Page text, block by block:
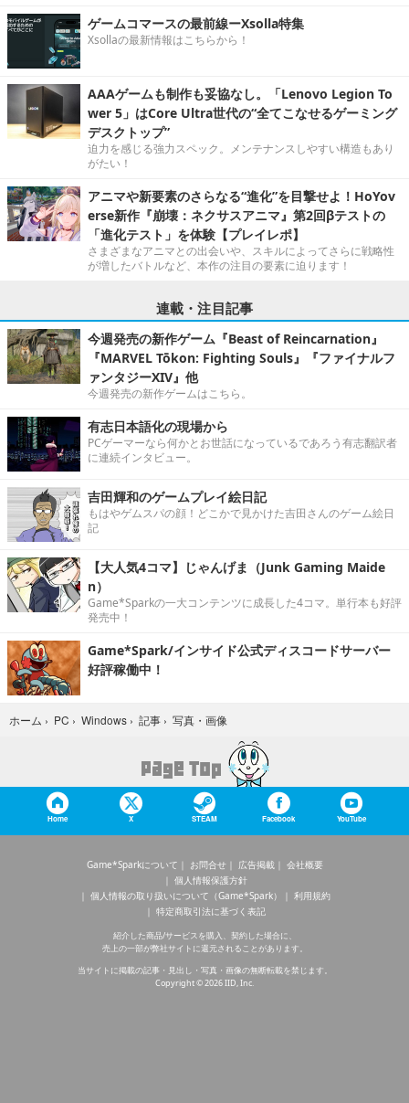
ゲームコマースの最前線ーXsolla特集
Xsollaの最新情報はこちらから！
AAAゲームも制作も妥協なし。「Lenovo Legion To
wer 5」はCore Ultra世代の“全てこなせるゲーミング
デスクトップ”
迫力を感じる強力スペック。メンテナンスしやすい構造もあり
がたい！
アニマや新要素のさらなる“進化”を目撃せよ！HoYov
erse新作『崩壊：ネクサスアニマ』第2回βテストの
「進化テスト」を体験【プレイレポ】
さまざまなアニマとの出会いや、スキルによってさらに戦略性
が増したバトルなど、本作の注目の要素に迫ります！
連載・注目記事
今週発売の新作ゲーム『Beast of Reincarnation』
『MARVEL Tōkon: Fighting Souls』『ファイナルフ
ァンタジーXIV』他
今週発売の新作ゲームはこちら。
有志日本語化の現場から
PCゲーマーなら何かとお世話になっているであろう有志翻訳者
に連続インタビュー。
吉田輝和のゲームプレイ絵日記
もはやゲムスパの顔！どこかで見かけた吉田さんのゲーム絵日
記
【大人気4コマ】じゃんげま（Junk Gaming Maide
n）
Game*Sparkの一大コンテンツに成長した4コマ。単行本も好評
発売中！
Game*Spark/インサイド公式ディスコードサーバー
好評稼働中！
ホーム › PC › Windows › 記事 › 写真・画像
Home X STEAM Facebook YouTube
Game*Sparkについて お問合せ 広告掲載
会社概要
個人情報保護方針
個人情報の取り扱いについて（Game*Spark）
利用規約
特定商取引法に基づく表記
紹介した商品/サービスを購入、契約した場合に、
売上の一部が弊社サイトに還元されることがあります。
当サイトに掲載の記事・見出し・写真・画像の無断転載を禁じます。
Copyright © 2026 IID, Inc.